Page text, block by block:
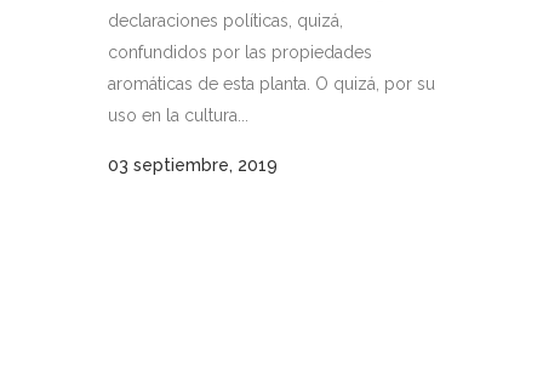
declaraciones políticas, quizá,
confundidos por las propiedades
aromáticas de esta planta. O quizá, por su
uso en la cultura...
03 septiembre, 2019